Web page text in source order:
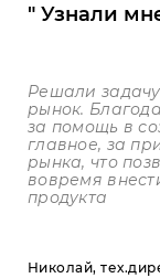
Узнали
Решали
рынок.
за помощь в
главное, за
рынка, что
вовремя
продукта
Николай,